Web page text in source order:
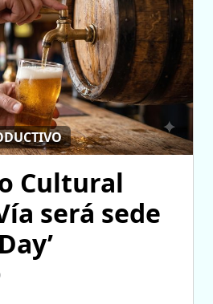
Cultural
será sede